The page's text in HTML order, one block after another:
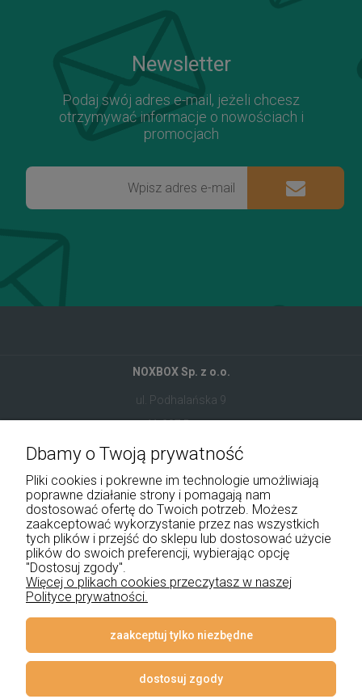
Newsletter
Podaj swój adres e-mail, jeżeli chcesz
otrzymywać informacje o nowościach i
promocjach
NOXBOX Sp. z o.o.
ul. Podhalańska 9
41-907 Bytom
+48 534 555 344
sklep@noxbox.pl
Pomoc
Płatności i dostawa
Informacje
Dbamy o Twoją prywatność
Pliki cookies i pokrewne im technologie umożliwiają
poprawne działanie strony i pomagają nam
dostosować ofertę do Twoich potrzeb. Możesz
zaakceptować wykorzystanie przez nas wszystkich
tych plików i przejść do sklepu lub dostosować użycie
plików do swoich preferencji, wybierając opcję
"Dostosuj zgody".
Więcej o plikach cookies przeczytasz w naszej
Polityce prywatności.
zaakceptuj tylko niezbędne
dostosuj zgody